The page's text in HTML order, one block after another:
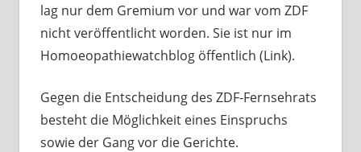
lag nur dem Gremium vor und war vom ZDF
nicht veröffentlicht worden. Sie ist nur im
Homoeopathiewatchblog öffentlich (Link).
Gegen die Entscheidung des ZDF-Fernsehrats
besteht die Möglichkeit eines Einspruchs
sowie der Gang vor die Gerichte.